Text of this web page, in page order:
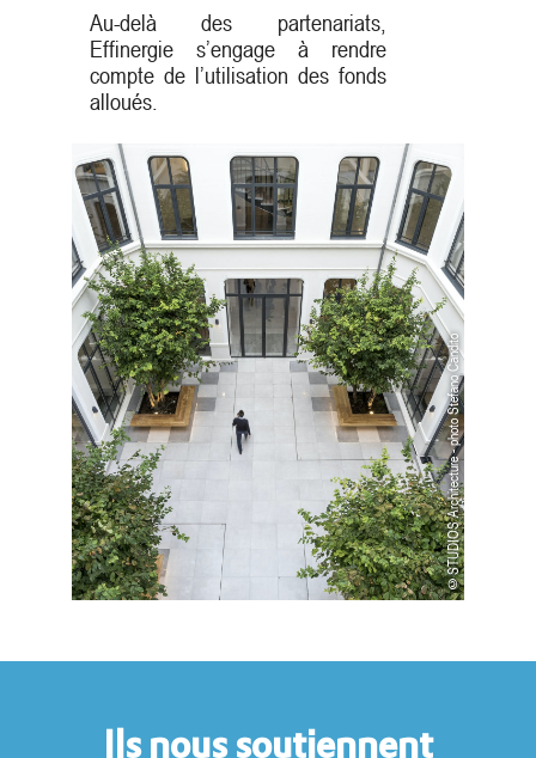
Au-delà des partenariats,
Effinergie s’engage à rendre
compte de l’utilisation des fonds
alloués.
©STUDIOS Architecture - photo Stefano Candito
Ils nous soutiennent